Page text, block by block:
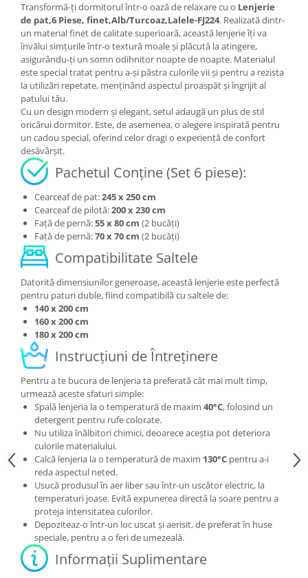
Transformă-ți dormitorul într-o oază de relaxare cu o Lenjerie
de pat,6 Piese, finet,Alb/Turcoaz,Lalele-FJ224. Realizată dintr-
un material finet de calitate superioară, această lenjerie îți va
învălui simțurile într-o textură moale și plăcută la atingere,
asigurându-ți un somn odihnitor noapte de noapte. Materialul
este special tratat pentru a-și păstra culorile vii și pentru a rezista
la utilizări repetate, menținând aspectul proaspăt și îngrijit al
patului tău.
Cu un design modern și elegant, setul adaugă un plus de stil
oricărui dormitor. Este, de asemenea, o alegere inspirată pentru
un cadou special, oferind celor dragi o experiență de confort
desăvârșit.
Pachetul Conține (Set 6 piese):
Cearceaf de pat:245 x 250 cm
Cearceaf de pilotă:200 x 230 cm
Față de pernă:55 x 80 cm (2 bucăți)
Față de pernă:70 x 70 cm (2 bucăți)
Compatibilitate Saltele
Datorită dimensiunilor generoase, această lenjerie este perfectă
pentru paturi duble, fiind compatibilă cu saltele de:
140 x 200 cm
160 x 200 cm
180 x 200 cm
Instrucțiuni de Întreținere
Pentru a te bucura de lenjeria ta preferată cât mai mult timp,
urmează aceste sfaturi simple:
Spală lenjeria la o temperatură de maxim 40°C, folosind un
detergent pentru rufe colorate.
Nu utiliza înălbitori chimici, deoarece aceștia pot deteriora
culorile materialului.
Calcă lenjeria la o temperatură de maxim 130°C pentru a-i
reda aspectul neted.
Usucă produsul în aer liber sau într-un uscător electric, la
temperaturi joase. Evită expunerea directă la soare pentru a
proteja intensitatea culorilor.
Depoziteaz-o într-un loc uscat și aerisit, de preferat în huse
speciale, pentru a o feri de umezeală.
Informații Suplimentare